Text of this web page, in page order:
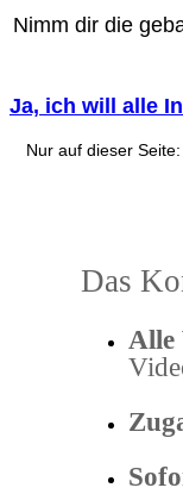
Nimm dir die
Ja, ich will alle
Nur auf dieser
Das
Alle